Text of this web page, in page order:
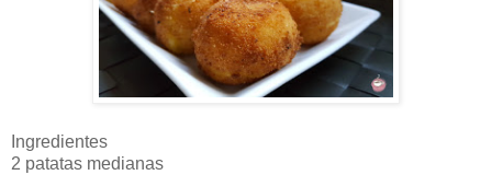
Ingredientes
2 patatas medianas